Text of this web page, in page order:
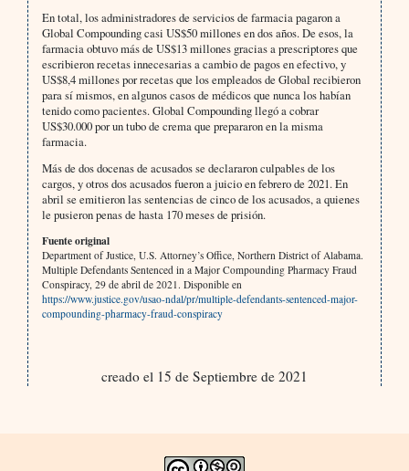
En total, los administradores de servicios de farmacia pagaron a
Global Compounding casi US$50 millones en dos años. De esos, la
farmacia obtuvo más de US$13 millones gracias a prescriptores que
escribieron recetas innecesarias a cambio de pagos en efectivo, y
US$8,4 millones por recetas que los empleados de Global recibieron
para sí mismos, en algunos casos de médicos que nunca los habían
tenido como pacientes. Global Compounding llegó a cobrar
US$30.000 por un tubo de crema que prepararon en la misma
farmacia.
Más de dos docenas de acusados se declararon culpables de los
cargos, y otros dos acusados fueron a juicio en febrero de 2021. En
abril se emitieron las sentencias de cinco de los acusados, a quienes
le pusieron penas de hasta 170 meses de prisión.
Fuente original
Department of Justice, U.S. Attorney’s Office, Northern District of Alabama.
Multiple Defendants Sentenced in a Major Compounding Pharmacy Fraud
Conspiracy, 29 de abril de 2021. Disponible en
https://www.justice.gov/usao-ndal/pr/multiple-defendants-sentenced-major-
compounding-pharmacy-fraud-conspiracy
creado el 15 de Septiembre de 2021